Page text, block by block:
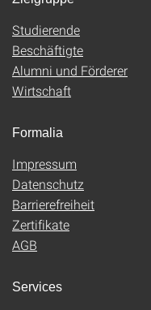
Studierende
Beschäftigte
Alumni und Förderer
Wirtschaft
Formalia
Impressum
Datenschutz
Barrierefreiheit
Zertifikate
AGB
Services